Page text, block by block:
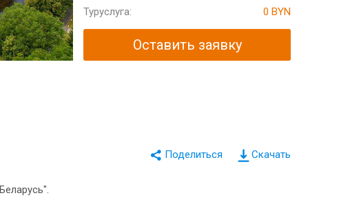
Туруслуга:
0 BYN
Оставить заявку
Скачать